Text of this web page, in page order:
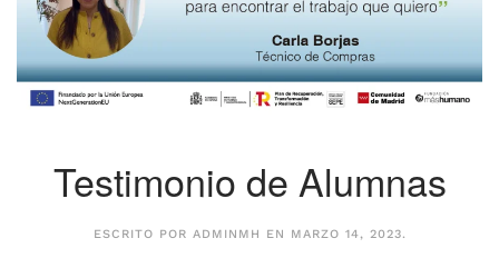
Testimonio de Alumnas
ESCRITO POR ADMINMH EN MARZO 14, 2023.